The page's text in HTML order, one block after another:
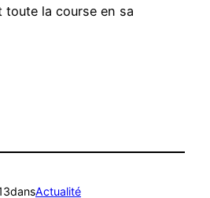
toute la course en sa
dansActualité